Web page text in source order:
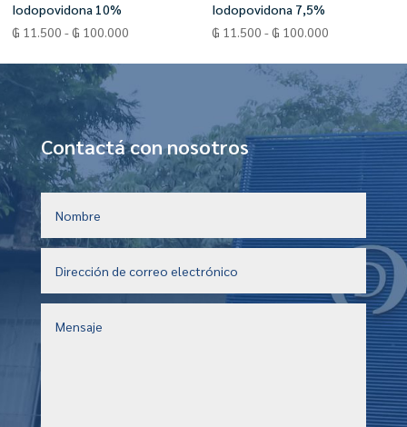
Iodopovidona 10%
₲ 11.500 -₲ 100.000
desde
₲ 11.500
hasta
₲ 100.000
Iodopovidona 7,5%
₲ 11.500 -₲ 100.000
desde
₲ 11.500
hasta
₲ 100.000
Contactá con nosotros